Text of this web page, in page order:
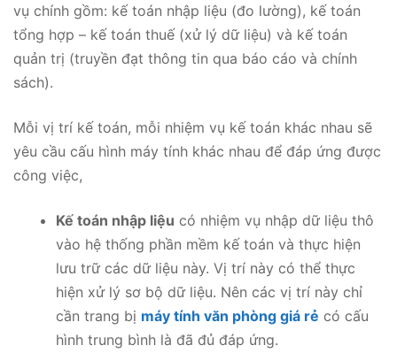
vụ chính gồm: kế toán nhập liệu (đo lường), kế toán
tổng hợp – kế toán thuế (xử lý dữ liệu) và kế toán
quản trị (truyền đạt thông tin qua báo cáo và chính
sách).
Mỗi vị trí kế toán, mỗi nhiệm vụ kế toán khác nhau sẽ
yêu cầu cấu hình máy tính khác nhau để đáp ứng được
công việc,
Kế toán nhập liệu có nhiệm vụ nhập dữ liệu thô
vào hệ thống phần mềm kế toán và thực hiện
lưu trữ các dữ liệu này. Vị trí này có thể thực
hiện xử lý sơ bộ dữ liệu. Nên các vị trí này chỉ
cần trang bị máy tính văn phòng giá rẻ có cấu
hình trung bình là đã đủ đáp ứng.